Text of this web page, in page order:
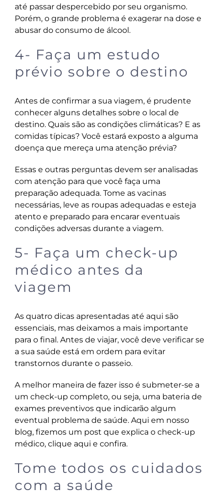
até passar despercebido por seu organismo.
Porém, o grande problema é exagerar na dose e
abusar do consumo de álcool.
4- Faça um estudo
prévio sobre o destino
Antes de confirmar a sua viagem, é prudente
conhecer alguns detalhes sobre o local de
destino. Quais são as condições climáticas? E as
comidas típicas? Você estará exposto a alguma
doença que mereça uma atenção prévia?
Essas e outras perguntas devem ser analisadas
com atenção para que você faça uma
preparação adequada. Tome as vacinas
necessárias, leve as roupas adequadas e esteja
atento e preparado para encarar eventuais
condições adversas durante a viagem.
5- Faça um check-up
médico antes da
viagem
As quatro dicas apresentadas até aqui são
essenciais, mas deixamos a mais importante
para o final. Antes de viajar, você deve verificar se
a sua saúde está em ordem para evitar
transtornos durante o passeio.
A melhor maneira de fazer isso é submeter-se a
um check-up completo, ou seja, uma bateria de
exames preventivos que indicarão algum
eventual problema de saúde. Aqui em nosso
blog, fizemos um post que explica o check-up
médico, clique aqui e confira.
Tome todos os cuidados
com a saúde